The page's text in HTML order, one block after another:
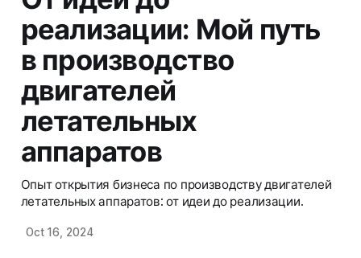
реализации: Мой путь
в производство
двигателей
летательных
аппаратов
Опыт открытия бизнеса по производству двигателей
летательных аппаратов: от идеи до реализации.
Oct 16, 2024